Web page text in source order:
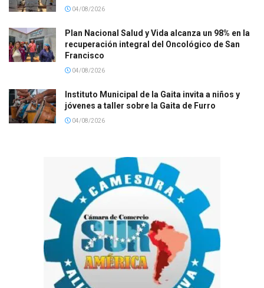
04/08/2026
Plan Nacional Salud y Vida alcanza un 98% en la
recuperación integral del Oncológico de San
Francisco
04/08/2026
Instituto Municipal de la Gaita invita a niños y
jóvenes a taller sobre la Gaita de Furro
04/08/2026